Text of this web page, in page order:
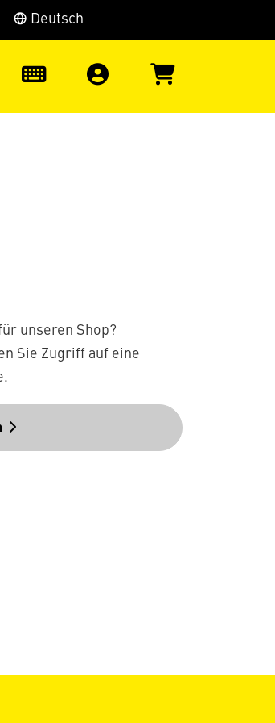
Deutsch
unseren Shop?
Sie Zugriff auf eine